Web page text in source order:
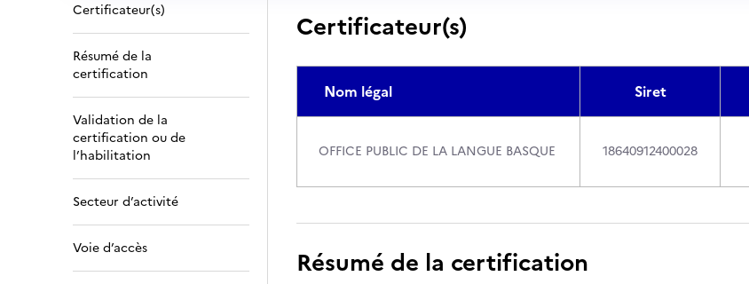
Certificateur(s)
Résumé de la
certification
Validation de la
certification ou de
l’habilitation
Secteur d’activité
Voie d’accès
Certificateur(s)
Nom légal Siret
OFFICE PUBLIC DE LA LANGUE BASQUE 18640912400028
Résumé de la certification